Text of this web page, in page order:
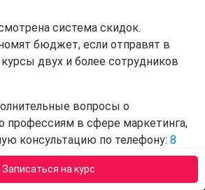
Записаться на курс
система скидок.
бюджет, если отправят в
двух и более сотрудников
вопросы о
профессиям в сфере маркетинга,
консультацию по телефону: 8